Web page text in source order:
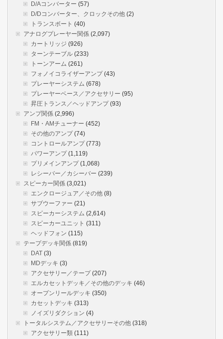
D/Aコンバーター (57)
D/Dコンバーター、クロックその他 (2)
トランスボート (40)
アナログプレーヤー関係 (2,097)
カートリッジ (926)
ターンテーブル (233)
トーンアーム (261)
フォノイコライザーアンプ(43)
プレーヤーシステム (678)
プレーヤーベース／アクセサリー (95)
昇圧トランス／ヘッドアンプ(93)
アンプ関係 (2,996)
FM・AMチューナー (452)
その他のアンプ(74)
コントロールアンプ(773)
パワーアンプ(1,119)
プリメインアンプ(1,068)
レシーバー／カシーバー (239)
スピーカー関係 (3,021)
エンクロージュア／その他 (8)
サブウーファー (21)
スピーカーシステム (2,614)
スピーカーユニット (311)
ヘッドフォン (115)
テープデッキ関係 (819)
DAT (3)
MDデッキ (3)
アクセサリー／テープ(207)
エルカセットデッキ／その他のデッキ (46)
オープンリールデッキ (350)
カセットデッキ (313)
ノイズリダクション (4)
トータルシステム／アクセサリーその他 (318)
アクセサリー類 (111)